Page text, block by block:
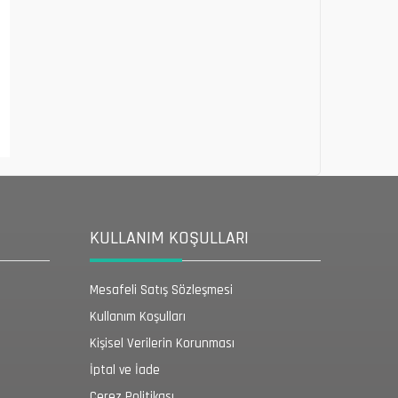
KULLANIM KOŞULLARI
Mesafeli Satış Sözleşmesi
Kullanım Koşulları
Kişisel Verilerin Korunması
İptal ve İade